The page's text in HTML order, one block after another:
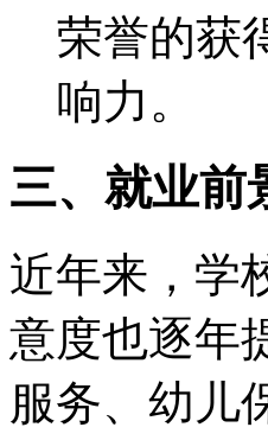
荣誉的获
响力。
三、就业前
近年来，学
意度也逐年
服务、幼儿